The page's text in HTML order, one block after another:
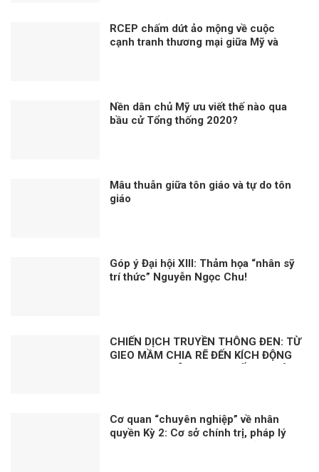
RCEP chấm dứt ảo mộng về cuộc
cạnh tranh thương mại giữa Mỹ và
Nền dân chủ Mỹ ưu viết thế nào qua
bầu cử Tổng thống 2020?
Mâu thuẫn giữa tôn giáo và tự do tôn
giáo
Góp ý Đại hội XIII: Thảm họa “nhân sỹ
trí thức” Nguyễn Ngọc Chu!
CHIẾN DỊCH TRUYỀN THÔNG ĐEN: TỪ
GIEO MẦM CHIA RẼ ĐẾN KÍCH ĐỘNG
Cơ quan “chuyên nghiệp” về nhân
quyền Kỳ 2: Cơ sở chính trị, pháp lý